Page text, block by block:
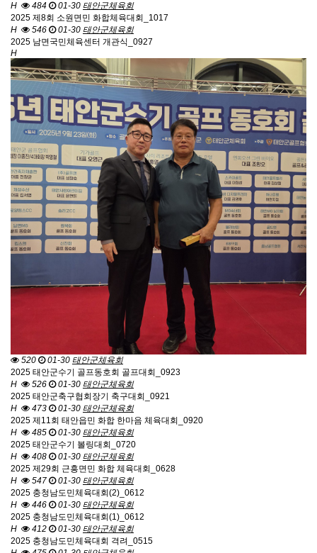
H
484 01-30 태안군체육회
2025 제8회 소원면민 화합체육대회_1017
H
546 01-30 태안군체육회
2025 남면국민체육센터 개관식_0927
H
520 01-30 태안군체육회
2025 태안군수기 골프동호회 골프대회_0923
H
526 01-30 태안군체육회
2025 태안군축구협회장기 축구대회_0921
H
473 01-30 태안군체육회
2025 제11회 태안읍민 화합 한마음 체육대회_0920
H
485 01-30 태안군체육회
2025 태안군수기 볼링대회_0720
H
408 01-30 태안군체육회
2025 제29회 근흥면민 화합 체육대회_0628
H
547 01-30 태안군체육회
2025 충청남도민체육대회(2)_0612
H
446 01-30 태안군체육회
2025 충청남도민체육대회(1)_0612
H
412 01-30 태안군체육회
2025 충청남도민체육대회 격려_0515